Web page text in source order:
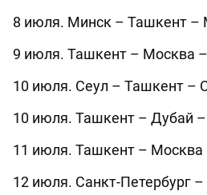
8 июля. Минск – Ташкент –
9 июля. Ташкент – Москва
10 июля. Сеул – Ташкент –
10 июля. Ташкент – Дубай
11 июля. Ташкент –
12 июля. Санкт-Петербург